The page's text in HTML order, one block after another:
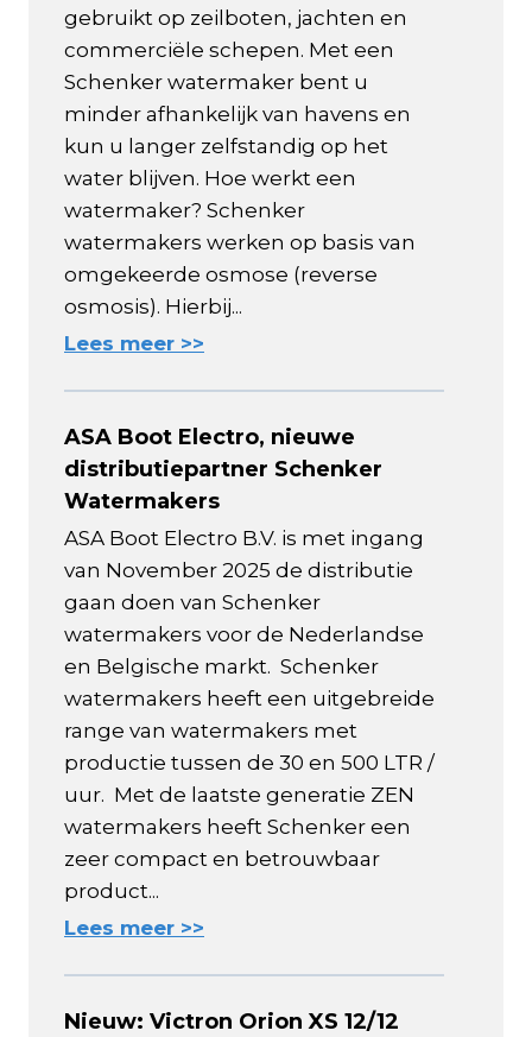
gebruikt op zeilboten, jachten en
commerciële schepen. Met een
Schenker watermaker bent u
minder afhankelijk van havens en
kun u langer zelfstandig op het
water blijven. Hoe werkt een
watermaker? Schenker
watermakers werken op basis van
omgekeerde osmose (reverse
osmosis). Hierbij...
Lees meer >>
ASA Boot Electro, nieuwe
distributiepartner Schenker
Watermakers
ASA Boot Electro B.V. is met ingang
van November 2025 de distributie
gaan doen van Schenker
watermakers voor de Nederlandse
en Belgische markt. Schenker
watermakers heeft een uitgebreide
range van watermakers met
productie tussen de 30 en 500 LTR /
uur. Met de laatste generatie ZEN
watermakers heeft Schenker een
zeer compact en betrouwbaar
product...
Lees meer >>
Nieuw: Victron Orion XS 12/12